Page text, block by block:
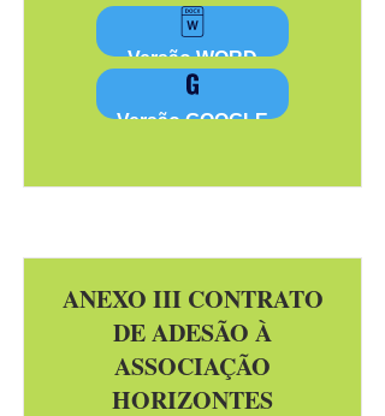
Versão WORD
Versão GOOGLE
ANEXO III CONTRATO
DE ADESÃO À
ASSOCIAÇÃO
HORIZONTES